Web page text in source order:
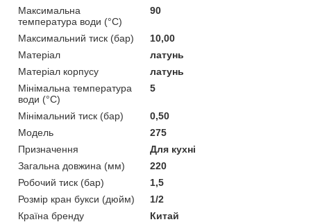
Максимальна
температура води (°C)
90
Максимальний тиск (бар)
10,00
Матеріал
латунь
Матеріал корпусу
латунь
Мінімальна температура
води (°C)
5
Мінімальний тиск (бар)
0,50
Модель
275
Призначення
Для кухні
Загальна довжина (мм)
220
Робочий тиск (бар)
1,5
Розмір кран букси (дюйм)
1/2
Країна бренду
Китай